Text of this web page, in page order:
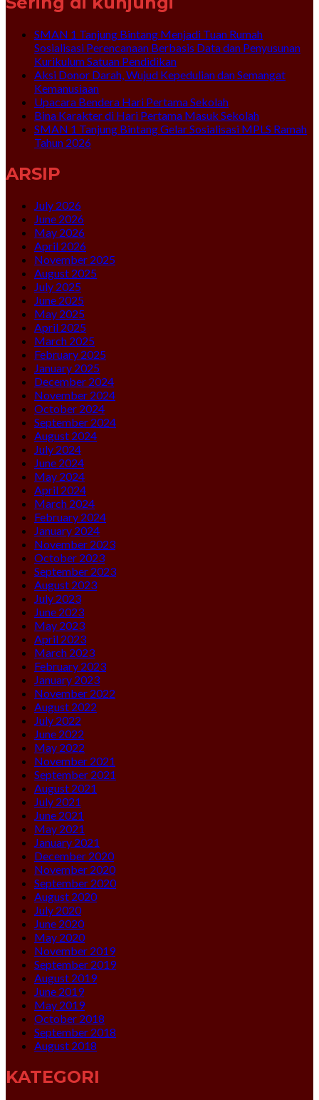
SMAN 1 Tanjung Bintang Menjadi Tuan Rumah
Sosialisasi Perencanaan Berbasis Data dan Penyusunan
Kurikulum Satuan Pendidikan
Aksi Donor Darah, Wujud Kepedulian dan Semangat
Kemanusiaan
Upacara Bendera Hari Pertama Sekolah
Bina Karakter di Hari Pertama Masuk Sekolah
SMAN 1 Tanjung Bintang Gelar Sosialisasi MPLS Ramah
Tahun 2026
ARSIP
July 2026
June 2026
May 2026
April 2026
November 2025
August 2025
July 2025
June 2025
May 2025
April 2025
March 2025
February 2025
January 2025
December 2024
November 2024
October 2024
September 2024
August 2024
July 2024
June 2024
May 2024
April 2024
March 2024
February 2024
January 2024
November 2023
October 2023
September 2023
August 2023
July 2023
June 2023
May 2023
April 2023
March 2023
February 2023
January 2023
November 2022
August 2022
July 2022
June 2022
May 2022
November 2021
September 2021
August 2021
July 2021
June 2021
May 2021
January 2021
December 2020
November 2020
September 2020
August 2020
July 2020
June 2020
May 2020
November 2019
September 2019
August 2019
June 2019
May 2019
October 2018
September 2018
August 2018
KATEGORI